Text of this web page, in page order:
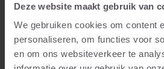
Deze website maakt gebruik van
We gebruiken cookies om content
personaliseren, om functies voor
en om ons websiteverkeer te